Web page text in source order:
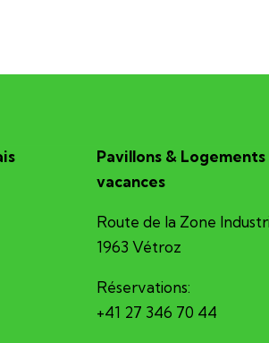
Pavillons & Logements
vacances
Route de la Zone
1963 Vétroz
Réservations:
+41 27 346 70 44